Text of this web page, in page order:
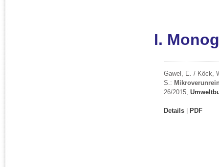
I.
Gawel, E. / Köck,
S.:
26/2015,
Details PDF